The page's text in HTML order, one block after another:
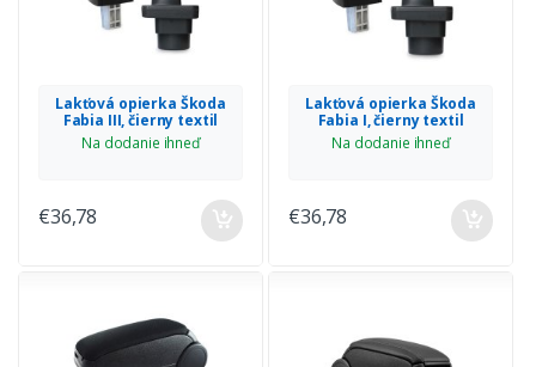
Lakťová opierka Škoda
Fabia III, čierny textil
Na dodanie ihneď
€36,78
Lakťová opierka Škoda
Fabia I, čierny textil
Na dodanie ihneď
€36,78